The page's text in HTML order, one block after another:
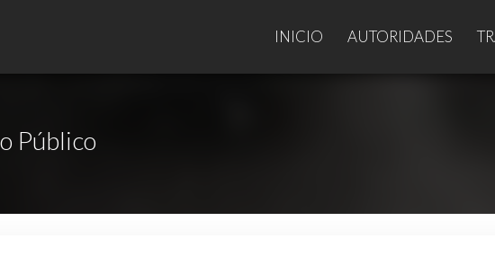
INICIO AUTORIDADES
Público